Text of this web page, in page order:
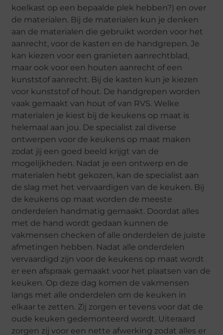
koelkast op een bepaalde plek hebben?) en over
de materialen. Bij de materialen kun je denken
aan de materialen die gebruikt worden voor het
aanrecht, voor de kasten en de handgrepen. Je
kan kiezen voor een granieten aanrechtblad,
maar ook voor een houten aanrecht of een
kunststof aanrecht. Bij de kasten kun je kiezen
voor kunststof of hout. De handgrepen worden
vaak gemaakt van hout of van RVS. Welke
materialen je kiest bij de keukens op maat is
helemaal aan jou. De specialist zal diverse
ontwerpen voor de keukens op maat maken
zodat jij een goed beeld krijgt van de
mogelijkheden. Nadat je een ontwerp en de
materialen hebt gekozen, kan de specialist aan
de slag met het vervaardigen van de keuken. Bij
de keukens op maat worden de meeste
onderdelen handmatig gemaakt. Doordat alles
met de hand wordt gedaan kunnen de
vakmensen checken of alle onderdelen de juiste
afmetingen hebben. Nadat alle onderdelen
vervaardigd zijn voor de keukens op maat wordt
er een afspraak gemaakt voor het plaatsen van de
keuken. Op deze dag komen de vakmensen
langs met alle onderdelen om de keuken in
elkaar te zetten. Zij zorgen er tevens voor dat de
oude keuken gedemonteerd wordt. Uiteraard
zorgen zij voor een nette afwerking zodat alles er